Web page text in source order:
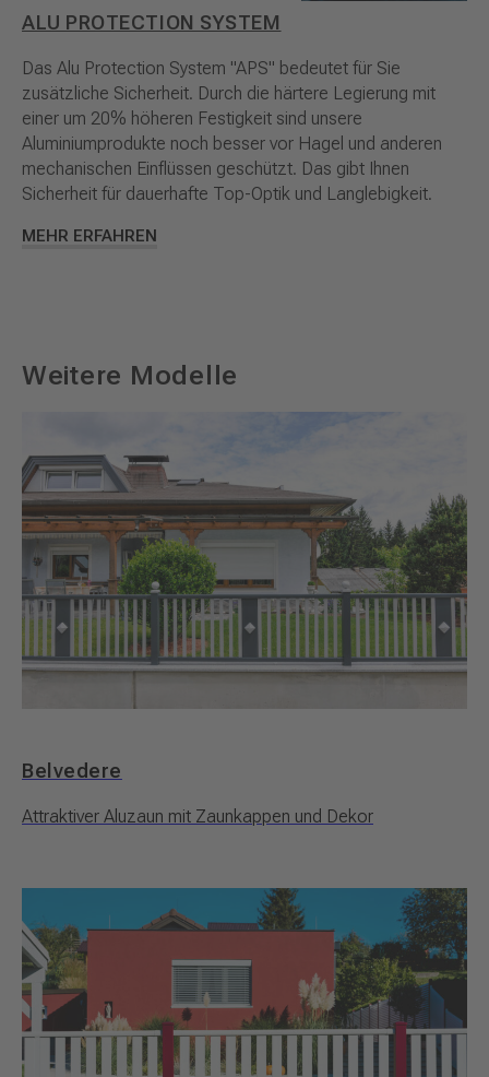
ALU PROTECTION SYSTEM
Das Alu Protection System "APS" bedeutet für Sie
zusätzliche Sicherheit. Durch die härtere Legierung mit
einer um 20% höheren Festigkeit sind unsere
Aluminiumprodukte noch besser vor Hagel und anderen
mechanischen Einflüssen geschützt. Das gibt Ihnen
Sicherheit für dauerhafte Top-Optik und Langlebigkeit.
MEHR ERFAHREN
Weitere Modelle
Belvedere
Attraktiver Aluzaun mit Zaunkappen und Dekor